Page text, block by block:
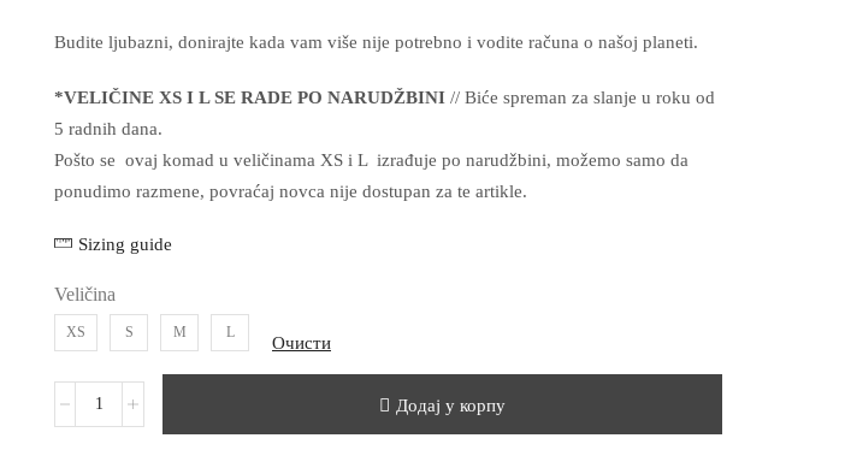
Budite ljubazni, donirajte kada vam više nije potrebno i vodite računa o našoj planeti.
*VELIČINE XS I L SE RADE PO NARUDŽBINI // Biće spreman za slanje u roku od
5 radnih dana.
Pošto se ovaj komad u veličinama XS i L izrađuje po narudžbini, možemo samo da
ponudimo razmene, povraćaj novca nije dostupan za te artikle.
Sizing guide
Veličina
XS S M L
Очисти
Додај у корпу